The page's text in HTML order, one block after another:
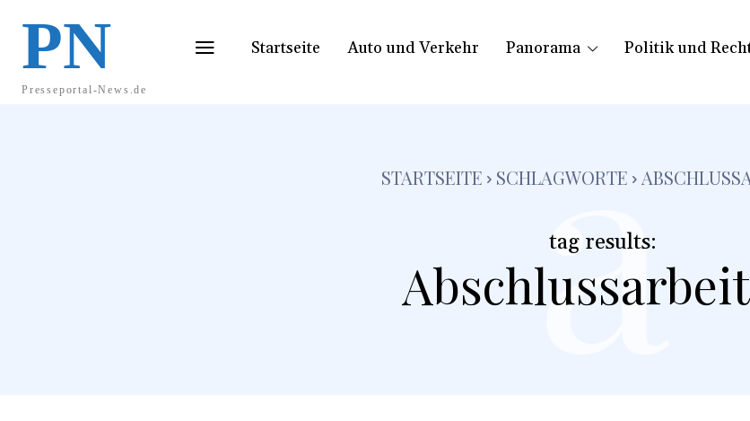
PN
Presseportal-News.de
Startseite Auto und Verkehr Panorama Politik und
STARTSEITE SCHLAGWORTE
tag results:
a